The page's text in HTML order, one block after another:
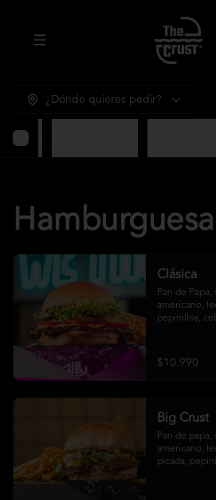
Abrir menu de navegación
¿Dónde quieres pedir?
Clásica
Pan de
americano,
pepinillos,
$10.990
Big Crust
Pan de
americano,
picada,